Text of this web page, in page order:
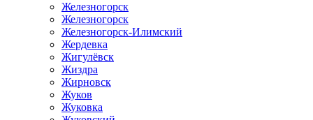
Железногорск
Железногорск
Железногорск-Илимский
Жердевка
Жигулёвск
Жиздра
Жирновск
Жуков
Жуковка